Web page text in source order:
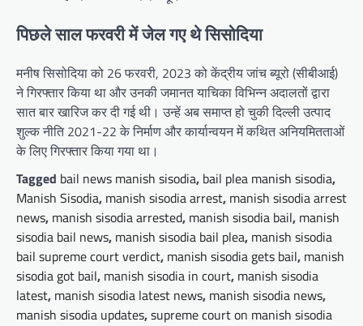
पिछले साल फरवरी में जेल गए थे सिसोदिया
मनीष सिसोदिया को 26 फरवरी, 2023 को केंद्रीय जांच ब्यूरो (सीबीआई)
ने गिरफ्तार किया था और उनकी जमानत याचिका विभिन्न अदालतों द्वारा
सात बार खारिज कर दी गई थी। उन्हें अब समाप्त हो चुकी दिल्ली उत्पाद
शुल्क नीति 2021-22 के निर्माण और कार्यान्वयन में कथित अनियमितताओं
के लिए गिरफ्तार किया गया था।
Tagged bail news manish sisodia, bail plea manish sisodia,
Manish Sisodia, manish sisodia arrest, manish sisodia arrest
news, manish sisodia arrested, manish sisodia bail, manish
sisodia bail news, manish sisodia bail plea, manish sisodia
bail supreme court verdict, manish sisodia gets bail, manish
sisodia got bail, manish sisodia in court, manish sisodia
latest, manish sisodia latest news, manish sisodia news,
manish sisodia updates,supreme court on manish sisodia